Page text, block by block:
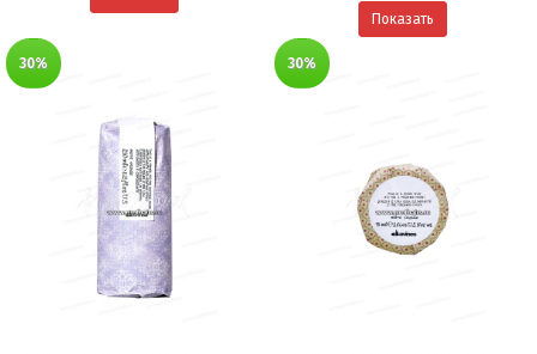
Показать
30% 30%